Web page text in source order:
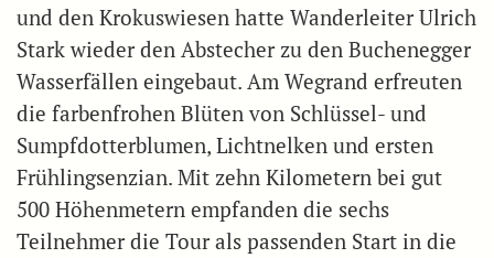
und den Krokuswiesen hatte Wanderleiter Ulrich
Stark wieder den Abstecher zu den Buchenegger
Wasserfällen eingebaut. Am Wegrand erfreuten
die farbenfrohen Blüten von Schlüssel- und
Sumpfdotterblumen, Lichtnelken und ersten
Frühlingsenzian. Mit zehn Kilometern bei gut
500 Höhenmetern empfanden die sechs
Teilnehmer die Tour als passenden Start in die